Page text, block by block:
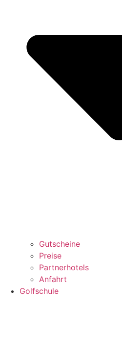
Gutscheine
Preise
Partnerhotels
Anfahrt
Golfschule